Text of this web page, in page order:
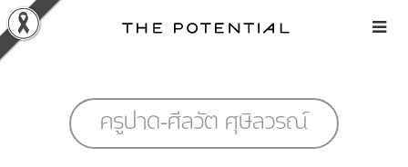
Skip
to
content
ครูปาด-ศีลวัต ศุษิลวรณ์